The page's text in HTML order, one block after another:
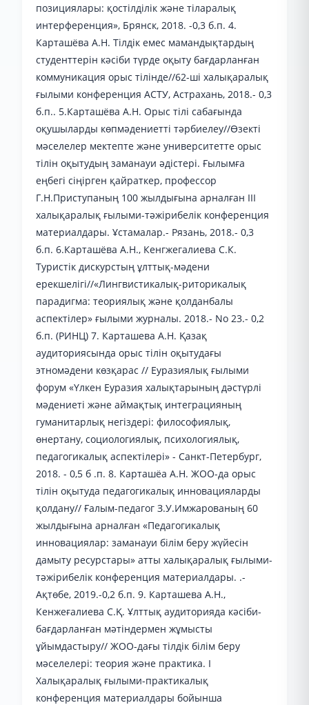
позициялары: қостілділік және тіларалық
интерференция», Брянск, 2018. -0,3 б.п. 4.
Карташёва А.Н. Тілдік емес мамандықтардың
студенттерін кәсіби түрде оқыту бағдарланған
коммуникация орыс тілінде//62-ші халықаралық
ғылыми конференция АСТУ, Астрахань, 2018.- 0,3
б.п.. 5.Карташёва А.Н. Орыс тілі сабағында
оқушыларды көпмәдениетті тәрбиелеу//Өзекті
мәселелер мектепте және университетте орыс
тілін оқытудың заманауи әдістері. Ғылымға
еңбегі сіңірген қайраткер, профессор
Г.Н.Приступаның 100 жылдығына арналған ІІІ
халықаралық ғылыми-тәжірибелік конференция
материалдары. Ұстамалар.- Рязань, 2018.- 0,3
б.п. 6.Карташёва А.Н., Кенгжегалиева С.К.
Туристік дискурстың ұлттық-мәдени
ерекшелігі//«Лингвистикалық-риторикалық
парадигма: теориялық және қолданбалы
аспектілер» ғылыми журналы. 2018.- No 23.- 0,2
б.п. (РИНЦ) 7. Карташева А.Н. Қазақ
аудиториясында орыс тілін оқытудағы
этномәдени көзқарас // Еуразиялық ғылыми
форум «Үлкен Еуразия халықтарының дәстүрлі
мәдениеті және аймақтық интеграцияның
гуманитарлық негіздері: философиялық,
өнертану, социологиялық, психологиялық,
педагогикалық аспектілері» - Санкт-Петербург,
2018. - 0,5 б .п. 8. Карташёа А.Н. ЖОО-да орыс
тілін оқытуда педагогикалық инновацияларды
қолдану// Ғалым-педагог З.У.Имжарованың 60
жылдығына арналған «Педагогикалық
инновациялар: заманауи білім беру жүйесін
дамыту ресурстары» атты халықаралық ғылыми-
тәжірибелік конференция материалдары. .-
Ақтөбе, 2019.-0,2 б.п. 9. Карташева А.Н.,
Кенжеғалиева С.Қ. Ұлттық аудиторияда кәсіби-
бағдарланған мәтіндермен жұмысты
ұйымдастыру// ЖОО-дағы тілдік білім беру
мәселелері: теория және практика. I
Халықаралық ғылыми-практикалық
конференция материалдары бойынша